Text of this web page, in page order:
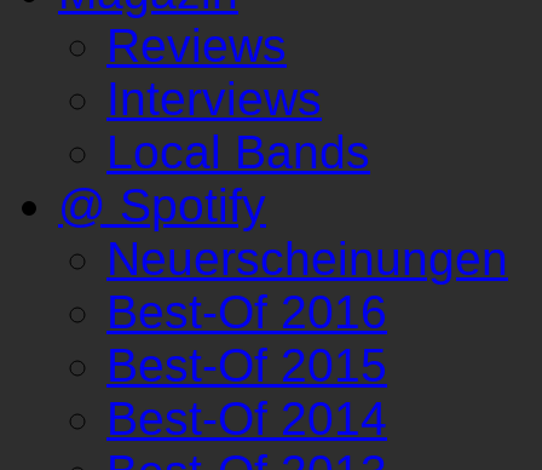
Reviews
Interviews
Local Bands
@ Spotify
Neuerscheinungen
Best-Of 2016
Best-Of 2015
Best-Of 2014